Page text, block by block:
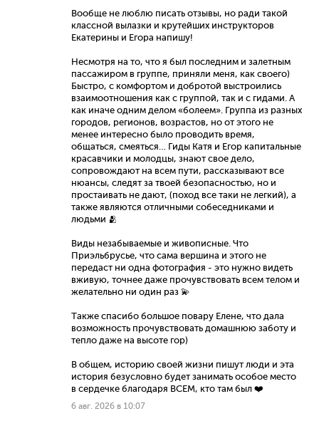
Вообще не люблю писать отзывы, но ради такой
классной вылазки и крутейших инструкторов
Екатерины и Егора напишу!
Несмотря на то, что я был последним и залетным
пассажиром в группе, приняли меня, как своего)
Быстро, с комфортом и добротой выстроились
взаимоотношения как с группой, так и с гидами. А
как иначе одним делом «болеем». Группа из разных
городов, регионов, возрастов, но от этого не
менее интересно было проводить время,
общаться, смеяться… Гиды Катя и Егор капитальные
красавчики и молодцы, знают свое дело,
сопровождают на всем пути, рассказывают все
нюансы, следят за твоей безопасностью, но и
простаивать не дают, (поход все таки не легкий), а
также являются отличными собеседниками и
людьми 🫂
Виды незабываемые и живописные. Что
Приэльбрусье, что сама вершина и этого не
передаст ни одна фотография - это нужно видеть
вживую, точнее даже прочувствовать всем телом и
желательно ни один раз 💫
Также спасибо большое повару Елене, что дала
возможность прочувствовать домашнюю заботу и
тепло даже на высоте гор)
В общем, историю своей жизни пишут люди и эта
история безусловно будет занимать особое место
в сердечке благодаря ВСЕМ, кто там был ❤️
6 авг. 2026 в 10:07